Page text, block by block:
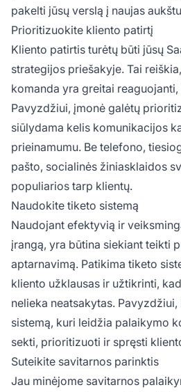
pakelti jūsų verslą į naujas
Prioritizuokite kliento patirtį
Kliento patirtis turėtų būti jūsų
strategijos priešakyje. Tai
komanda yra greitai
Pavyzdžiui, įmonė galėtų
siūlydama kelis komunikacijos
prieinamumu. Be telefono,
pašto, socialinės žiniasklaidos
populiarios tarp klientų.
Naudokite tiketo sistemą
Naudojant efektyvią ir
įrangą, yra būtina siekiant teikti
aptarnavimą. Patikima tiketo
kliento užklausas ir užtikrinti,
nelieka neatsakytas.
sistemą, kuri leidžia palaikymo
sekti, prioritizuoti ir spręsti
Suteikite savitarnos parinktis
Jau minėjome savitarnos